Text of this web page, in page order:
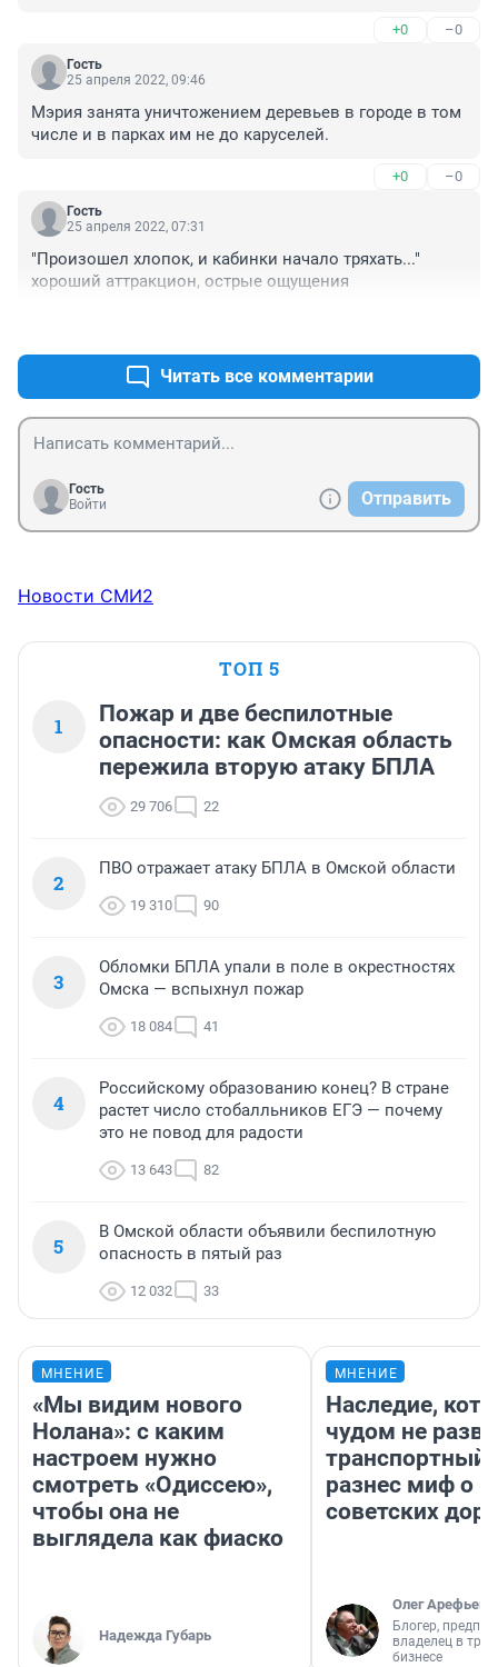
+0 –0
Гость
25 апреля 2022, 09:46
Мэрия занята уничтожением деревьев в городе в том
числе и в парках им не до каруселей.
+0 –0
Гость
25 апреля 2022, 07:31
"Произошел хлопок, и кабинки начало тряхать..."
хороший аттракцион, острые ощущения
Читать все комментарии
Гость
Войти
Отправить
Новости СМИ2
ТОП 5
1
Пожар и две беспилотные
опасности: как Омская область
пережила вторую атаку БПЛА
29 706 22
2
ПВО отражает атаку БПЛА в Омской области
19 310 90
3
Обломки БПЛА упали в поле в окрестностях
Омска — вспыхнул пожар
18 084 41
4
Российскому образованию конец? В стране
растет число стобалльников ЕГЭ — почему
это не повод для радости
13 643 82
5
В Омской области объявили беспилотную
опасность в пятый раз
12 032 33
МНЕНИЕ
«Мы видим нового
Нолана»: с каким
настроем нужно
смотреть «Одиссею»,
чтобы она не
выглядела как фиаско
Надежда Губарь
МНЕНИЕ
Наследие,
чудом не
транспортный
разнес миф о
советских
Олег Арефьев
Блогер,
владелец в
бизнесе